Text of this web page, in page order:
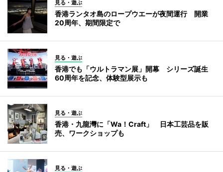
見る・遊ぶ
香港ランタオ島のロープウエーが夜間運行 開業
20周年、期間限定で
見る・遊ぶ
香港でも「ウルトラマン展」開幕 シリーズ誕生
60周年を記念、体験型展示も
見る・遊ぶ
香港・九龍灣に「Wa！Craft」 日本工芸品を販
売、ワークショップも
見る・遊ぶ